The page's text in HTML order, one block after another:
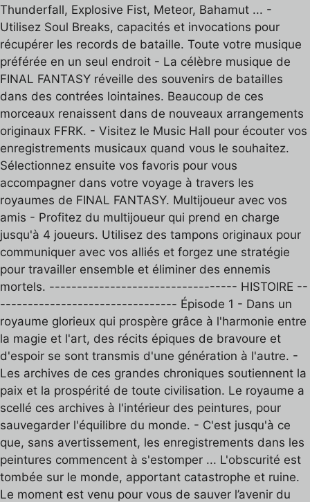
Thunderfall, Explosive Fist, Meteor, Bahamut ... -
Utilisez Soul Breaks, capacités et invocations pour
récupérer les records de bataille. Toute votre musique
préférée en un seul endroit - La célèbre musique de
FINAL FANTASY réveille des souvenirs de batailles
dans des contrées lointaines. Beaucoup de ces
morceaux renaissent dans de nouveaux arrangements
originaux FFRK. - Visitez le Music Hall pour écouter vos
enregistrements musicaux quand vous le souhaitez.
Sélectionnez ensuite vos favoris pour vous
accompagner dans votre voyage à travers les
royaumes de FINAL FANTASY. Multijoueur avec vos
amis - Profitez du multijoueur qui prend en charge
jusqu'à 4 joueurs. Utilisez des tampons originaux pour
communiquer avec vos alliés et forgez une stratégie
pour travailler ensemble et éliminer des ennemis
mortels. ---------------------------------- HISTOIRE --
-------------------------------- Épisode 1 - Dans un
royaume glorieux qui prospère grâce à l'harmonie entre
la magie et l'art, des récits épiques de bravoure et
d'espoir se sont transmis d'une génération à l'autre. -
Les archives de ces grandes chroniques soutiennent la
paix et la prospérité de toute civilisation. Le royaume a
scellé ces archives à l'intérieur des peintures, pour
sauvegarder l'équilibre du monde. - C'est jusqu'à ce
que, sans avertissement, les enregistrements dans les
peintures commencent à s'estomper ... L'obscurité est
tombée sur le monde, apportant catastrophe et ruine.
Le moment est venu pour vous de sauver l’avenir du